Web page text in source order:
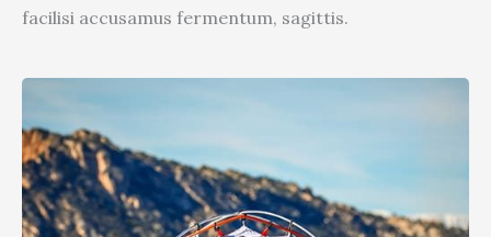
facilisi accusamus fermentum, sagittis.